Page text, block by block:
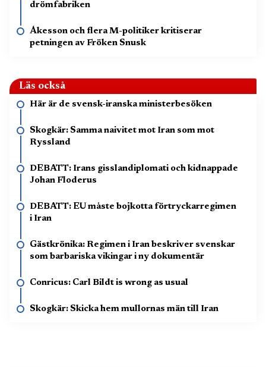
drömfabriken
Åkesson och flera M-politiker kritiserar
petningen av Fröken Snusk
Läs också
Här är de svensk-iranska ministerbesöken
Skogkär: Samma naivitet mot Iran som mot
Ryssland
DEBATT: Irans gisslandiplomati och kidnappade
Johan Floderus
DEBATT: EU måste bojkotta förtryckarregimen
i Iran
Gästkrönika: Regimen i Iran beskriver svenskar
som barbariska vikingar i ny dokumentär
Conricus: Carl Bildt is wrong as usual
Skogkär: Skicka hem mullornas män till Iran